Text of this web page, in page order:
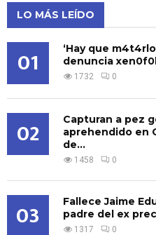
LO MÁS LEÍDO
01
‘Hay que
denuncia
1732 0
02
Capturan a pez
aprehendido en
de...
1458 0
03
Fallece Jaime
padre del ex
1317 0